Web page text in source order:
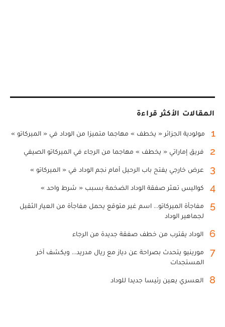
المقالات الأكثر قراءة
1 مولودية الجزائر « يخطف » مهاجما متميزا من الوداد في « الميركاتو »
2 فريق إماراتي « يخطف » مهاجما من الرجاء في الميركاتو الصيفي
3 عرض خارجي يفتح باب الرحيل أمام نجم الوداد في « الميركاتو »
4 كواليس تعثر صفقة الوداد الضخمة بسبب « شرط واحد »
5
مفاجأة الميركاتو... اسم غير متوقع يحمل مفاجأة من العيار الثقيل
لجماهير الوداد
6 الوداد يقترب من خطف صفقة جديدة من الرجاء
7
مورينيو يتحدث بصراحة عن دياز مع ريال مدريد... ويكشف آخر
المستجدات
8 العسري يعين رئيسا جديدا للوداد